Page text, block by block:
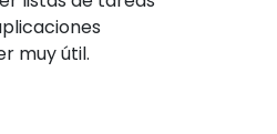
muy útil.